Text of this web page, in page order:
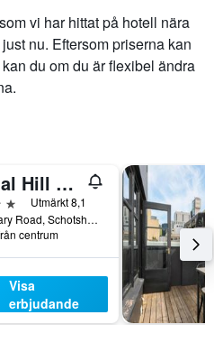
vi har hittat på hotell nära
nu. Eftersom priserna kan
du om du är flexibel ändra
Signal Hill Lodge
Utmärkt 8,1
29 Military Road, Schotshekloof, Kapstaden, Västra Kapprovinsen, Sydafrika
centrum
Visa
erbjudande